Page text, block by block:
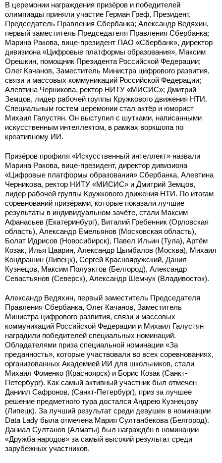
В церемонии награждения призёров и победителей
олимпиады приняли участие Герман Греф, Президент,
Председатель Правления Сбербанка; Александр Ведяхин,
первый заместитель Председателя Правления Сбербанка;
Марина Ракова, вице-президент ПАО «Сбербанк», директор
дивизиона «Цифровые платформы образования», Максим
Орешкин, помощник Президента Российской Федерации;
Олег Качанов, Заместитель Министра цифрового развития,
связи и массовых коммуникаций Российской Федерации;
Алевтина Черникова, ректор НИТУ «МИСИС»; Дмитрий
Земцов, лидер рабочей группы Кружкового движения НТИ.
Специальным гостем церемонии стал актёр и юморист
Михаил Галустян. Он выступил с шутками, написанными
искусственным интеллектом, в рамках воркшопа по
креативному ИИ.
Призёров профиля «Искусственный интеллект» назвали
Марина Ракова, вице-президент, директор дивизиона
«Цифровые платформы образования» Сбербанка, Алевтина
Черникова, ректор НИТУ «МИСИС» и Дмитрий Земцов,
лидер рабочей группы Кружкового движения НТИ. По итогам
соревнований призёрами, которые показали лучшие
результаты в индивидуальном зачёте, стали Максим
Афанасьев (Екатеринбург), Виталий Гребенник (Орловская
область), Александр Емельянов (Московская область),
Болат Идрисов (Новосибирск), Павел Ильин (Тула), Артём
Козак, Илья Цаарин, Александр Цымбалов (Москва), Михаил
Кондрашин (Липецк), Сергей Краснояружский, Данил
Кузнецов, Максим Полуэктов (Белгород), Александр
Севастьянов (Северск), Александр Шемчук (Владивосток).
Александр Ведяхин, первый заместитель Председателя
Правления Сбербанка, Олег Качанов, Заместитель
Министра цифрового развития, связи и массовых
коммуникаций Российской Федерации и Михаил Галустян
наградили победителей специальных номинаций.
Обладателями приза специальной номинации «За
преданность», которые участвовали во всех соревнованиях,
организованных Академией ИИ для школьников, стали
Михаил Фоменко (Красноярск) и Борис Козак (Санкт-
Петербург). Как самый активный участник был отмечен
Даниил Сафронов, (Санкт-Петербург), приз за лучшее
решение предметного тура достался Андрею Кузнецову
(Липецк). За лучший результат среди девушек в номинации
Data Lady была отмечена Мария Султанбекова (Белгород).
Даниал Султанов (Алматы) был награждён в номинации
«Дружба народов» за самый высокий результат среди
зарубежных участников.